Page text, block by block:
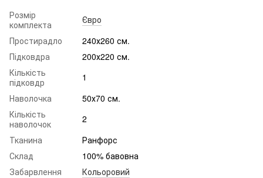
Розмір
комплекта
Євро
Простирадло
240х260 см.
Підковдра
200х220 см.
Кількість
підковдр
1
Наволочка
50х70 см.
Кількість
наволочок
2
Тканина
Ранфорс
Склад
100% бавовна
Забарвлення
Кольоровий